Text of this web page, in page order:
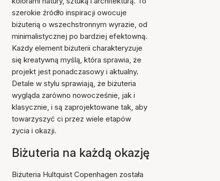
szerokie źródło inspiracji owocuje
biżuterią o wszechstronnym wyrazie, od
minimalistycznej po bardziej efektowną.
Każdy element biżuterii charakteryzuje
się kreatywną myślą, która sprawia, że
projekt jest ponadczasowy i aktualny.
Detale w stylu sprawiają, że biżuteria
wygląda zarówno nowocześnie, jak i
klasycznie, i są zaprojektowane tak, aby
towarzyszyć ci przez wiele etapów
życia i okazji.
Biżuteria na każdą okazję
Biżuteria Hultquist Copenhagen została